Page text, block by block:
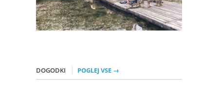
DOGODKI POGLEJ VSE →